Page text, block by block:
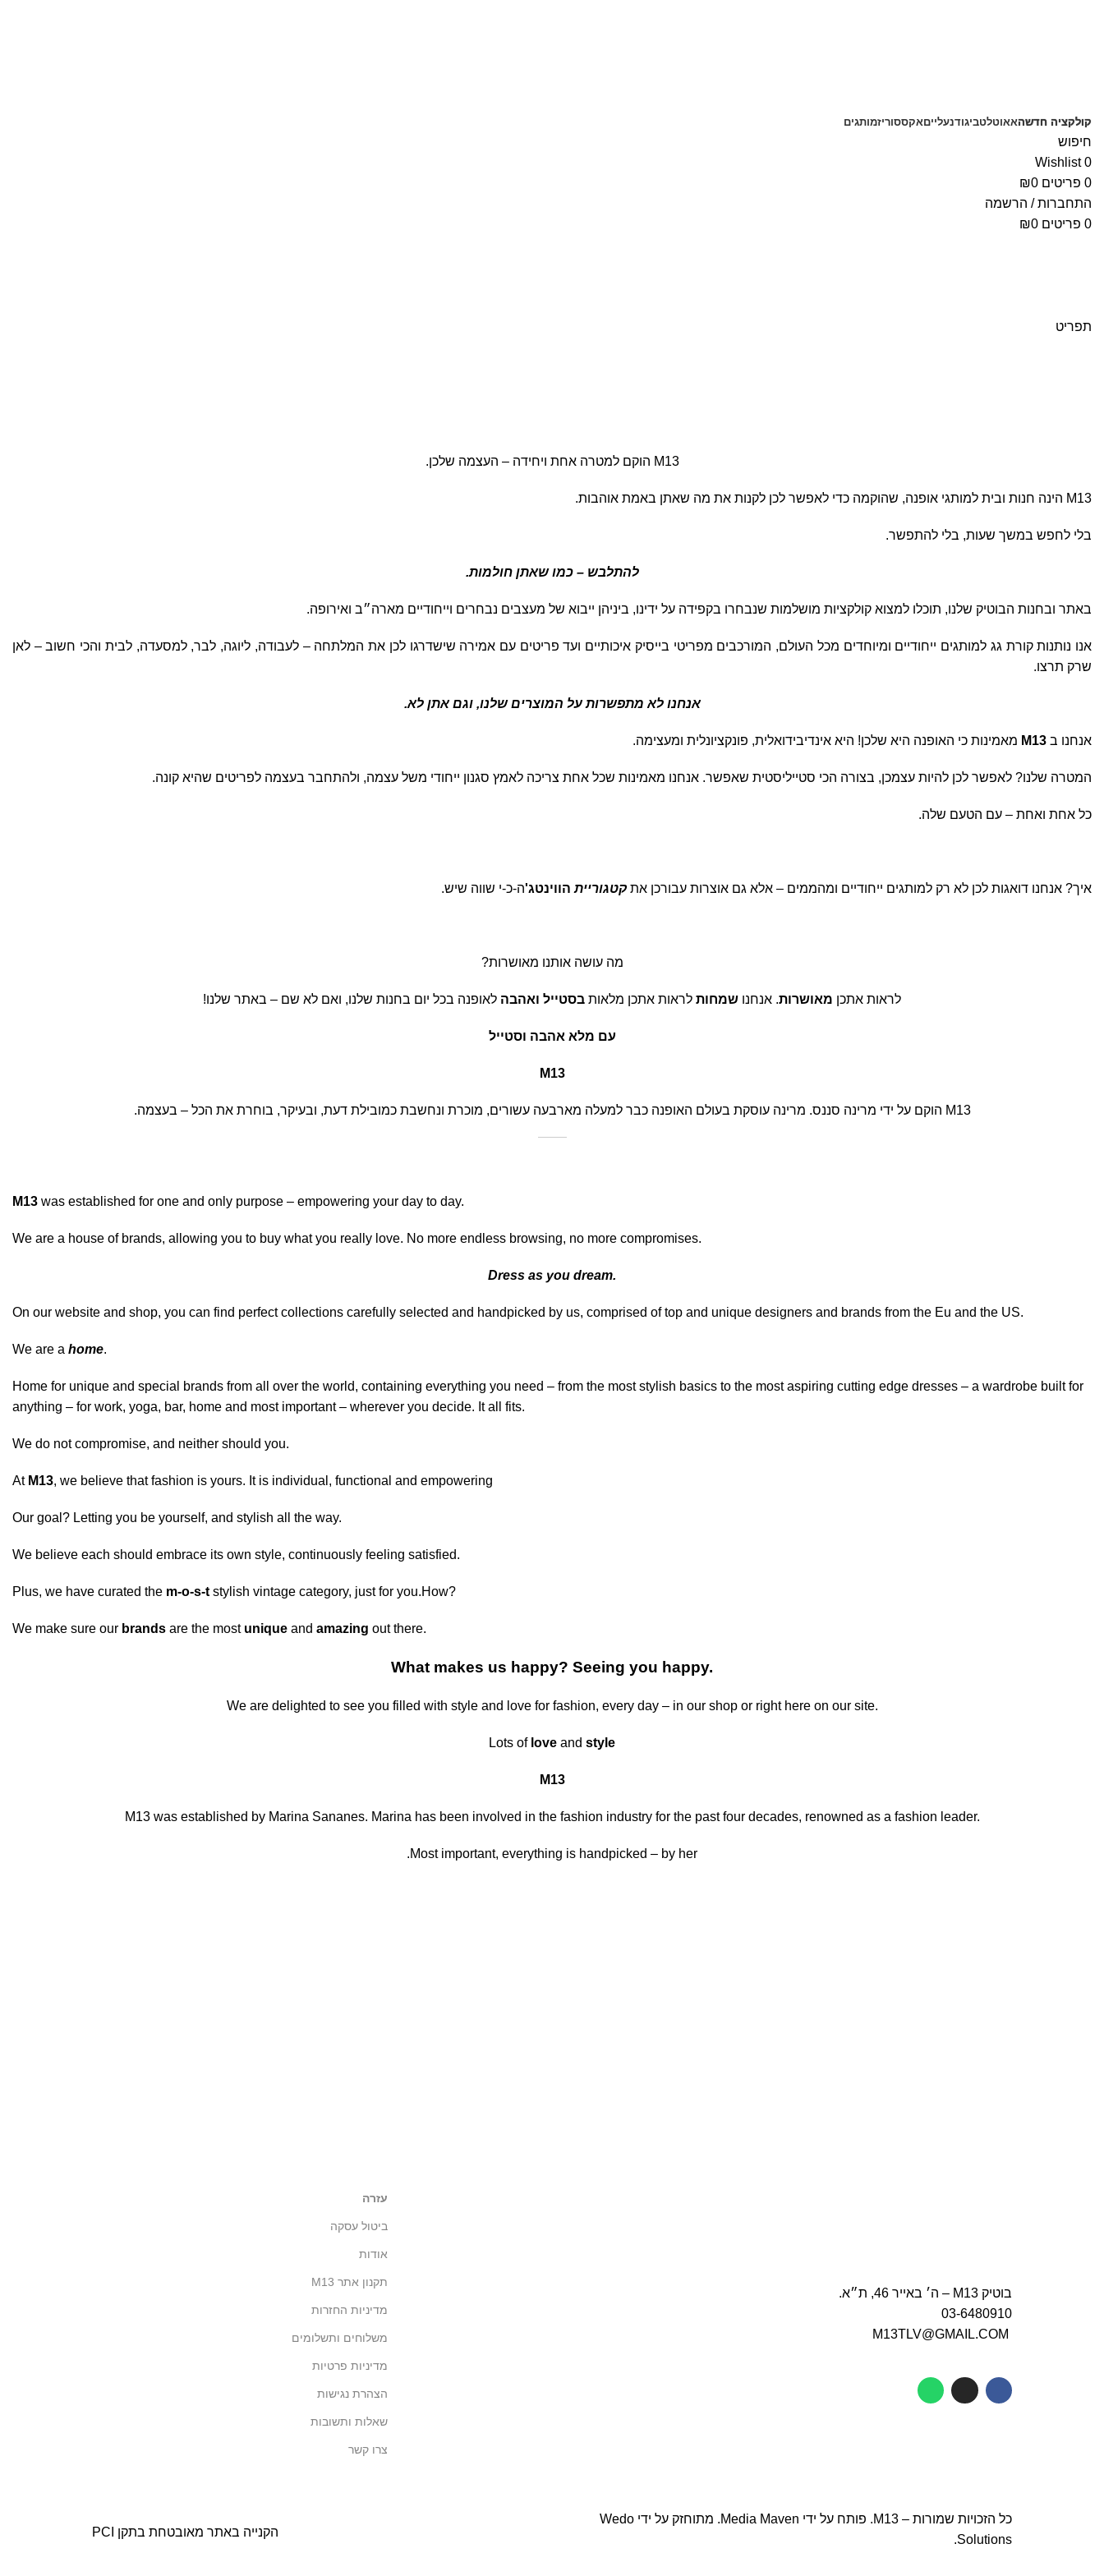
קולקציה חדשהאאוטלטביגודנעלייםאקססוריזמותגים
חיפוש
0
Wishlist
0 פריטים ₪0
התחברות / הרשמה
0 פריטים ₪0
תפריט
M13 הוקם למטרה אחת ויחידה – העצמה שלכן.
M13 הינה חנות ובית למותגי אופנה, שהוקמה כדי לאפשר לכן לקנות את מה שאתן באמת אוהבות.
בלי לחפש במשך שעות, בלי להתפשר.
להתלבש – כמו שאתן חולמות.
באתר ובחנות הבוטיק שלנו, תוכלו למצוא קולקציות מושלמות שנבחרו בקפידה על ידינו, ביניהן ייבוא של מעצבים נבחרים וייחודיים מארה״ב ואירופה.
אנו נותנות קורת גג למותגים ייחודיים ומיוחדים מכל העולם, המורכבים מפריטי בייסיק איכותיים ועד פריטים עם אמירה שישדרגו לכן את המלתחה – לעבודה, ליוגה, לבר, למסעדה, לבית והכי חשוב – לאן
שרק תרצו.
אנחנו לא מתפשרות על המוצרים שלנו, וגם אתן לא.
אנחנו ב M13 מאמינות כי האופנה היא שלכן! היא אינדיבידואלית, פונקציונלית ומעצימה.
המטרה שלנו? לאפשר לכן להיות עצמכן, בצורה הכי סטייליסטית שאפשר. אנחנו מאמינות שכל אחת צריכה לאמץ סגנון ייחודי משל עצמה, ולהתחבר בעצמה לפריטים שהיא קונה.
כל אחת ואחת – עם הטעם שלה.
איך? אנחנו דואגות לכן לא רק למותגים ייחודיים ומהממים – אלא גם אוצרות עבורכן את קטגוריית הווינטג'ה-כ-י שווה שיש.
מה עושה אותנו מאושרות?
לראות אתכן מאושרות. אנחנו שמחות לראות אתכן מלאות בסטייל ואהבה לאופנה בכל יום בחנות שלנו, ואם לא שם – באתר שלנו!
עם מלא אהבה וסטייל
M13
M13 הוקם על ידי מרינה סננס. מרינה עוסקת בעולם האופנה כבר למעלה מארבעה עשורים, מוכרת ונחשבת כמובילת דעת, ובעיקר, בוחרת את הכל – בעצמה.
M13 was established for one and only purpose – empowering your day to day.
We are a house of brands, allowing you to buy what you really love. No more endless browsing, no more compromises.
Dress as you dream.
On our website and shop, you can find perfect collections carefully selected and handpicked by us, comprised of top and unique designers and brands from the Eu and the US.
We are a home.
Home for unique and special brands from all over the world, containing everything you need – from the most stylish basics to the most aspiring cutting edge dresses – a wardrobe built for
anything – for work, yoga, bar, home and most important – wherever you decide. It all fits.
We do not compromise, and neither should you.
At M13, we believe that fashion is yours. It is individual, functional and empowering
Our goal? Letting you be yourself, and stylish all the way.
We believe each should embrace its own style, continuously feeling satisfied.
Plus, we have curated the m-o-s-t stylish vintage category, just for you.How?
We make sure our brands are the most unique and amazing out there.
What makes us happy? Seeing you happy.
We are delighted to see you filled with style and love for fashion, every day – in our shop or right here on our site.
Lots of love and style
M13
M13 was established by Marina Sananes. Marina has been involved in the fashion industry for the past four decades, renowned as a fashion leader.
Most important, everything is handpicked – by her.
בוטיק M13 – ה׳ באייר 46, ת״א.
03-6480910
עזרה
ביטול עסקה
אודות
תקנון אתר M13
מדיניות החזרות
משלוחים ותשלומים
מדיניות פרטיות
הצהרת נגישות
שאלות ותשובות
צרו קשר
כל הזכויות שמורות – M13. פותח על ידי Media Maven. מתוחזק על ידי Wedo
Solutions
.
הקנייה באתר מאובטחת בתקן PCI